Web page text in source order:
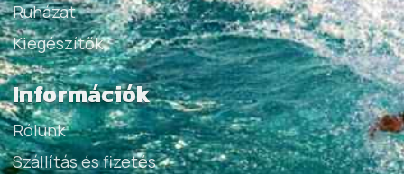
Ruházat
Kiegészítők
Információk
Rólunk
Szállítás és fizetés